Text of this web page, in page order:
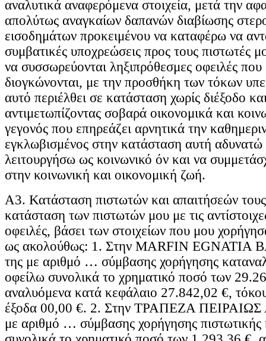
αναλυτικά αναφερόμενα στοιχεία, μετά την
απολύτως αναγκαίων δαπανών διαβίωσης
εισοδημάτων προκειμένου να καταφέρω να
συμβατικές υποχρεώσεις προς τους πιστωτές
να συσσωρεύονται ληξιπρόθεσμες οφειλές
διογκώνονται, με την προσθήκη των τόκων
αυτό περιέλθει σε κατάσταση χωρίς διέξοδο
αντιμετωπίζοντας σοβαρά οικονομικά και
γεγονός που επηρεάζει αρνητικά την
εγκλωβισμένος στην κατάσταση αυτή
λειτουργήσω ως κοινωνικό όν και να
στην κοινωνική και οικονομική ζωή.
Α3. Κατάσταση πιστωτών και απαιτήσεών
κατάσταση των πιστωτών μου με τις
οφειλές, βάσει των στοιχείων που μου
ως ακολούθως: 1. Στην MARFIN EGNATIA
της με αριθμό … σύμβασης χορήγησης
οφείλω συνολικά το χρηματικό ποσό των
αναλυόμενα κατά κεφάλαιο 27.842,02 €,
έξοδα 00,00 €. 2. Στην ΤΡΑΠΕΖΑ ΠΕΙΡΑΙΩΣ
με αριθμό … σύμβασης χορήγησης πιστωτικής